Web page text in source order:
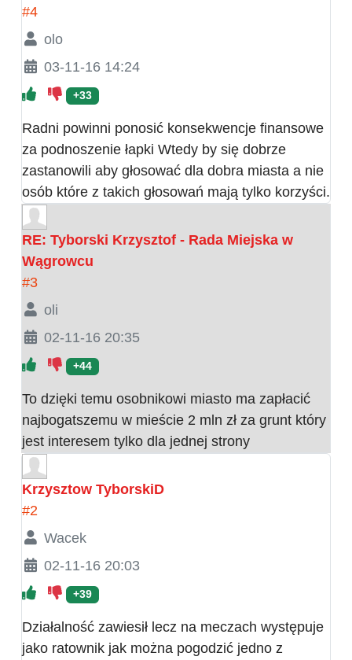
#4
olo
03-11-16 14:24
+33
Radni powinni ponosić konsekwencje finansowe
za podnoszenie łapki Wtedy by się dobrze
zastanowili aby głosować dla dobra miasta a nie
osób które z takich głosowań mają tylko korzyści.
RE: Tyborski Krzysztof - Rada Miejska w
Wągrowcu
#3
oli
02-11-16 20:35
+44
To dzięki temu osobnikowi miasto ma zapłacić
najbogatszemu w mieście 2 mln zł za grunt który
jest interesem tylko dla jednej strony
Krzysztow TyborskiD
#2
Wacek
02-11-16 20:03
+39
Działalność zawiesił lecz na meczach występuje
jako ratownik jak można pogodzić jedno z